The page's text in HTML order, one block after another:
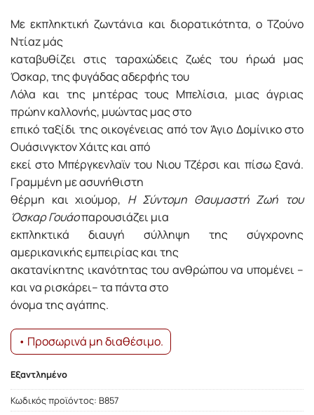
Με εκπληκτική ζωντάνια και διορατικότητα, ο Τζούνο
Ντίαz μάς
καταβυθίζει στις ταραχώδεις ζωές του ήρωά μας
Όσκαρ, της φυγάδας αδερφής του
Λόλα και της μητέρας τους Μπελίσια, μιας άγριας
πρώην καλλονής, μυώντας μας στο
επικό ταξίδι της οικογένειας από τον Άγιο Δομίνικο στο
Ουάσινγκτον Χάιτς και από
εκεί στο Μπέργκενλαϊν του Νιου Τζέρσι και πίσω ξανά.
Γραμμένη με ασυνήθιστη
θέρμη και χιούμορ, Η Σύντομη Θαυμαστή Ζωή του
Όσκαρ Γουάοπαρουσιάζει μια
εκπληκτικά διαυγή σύλληψη της σύγχρονης
αμερικανικής εμπειρίας και της
ακατανίκητης ικανότητας του ανθρώπου να υπομένει –
και να ρισκάρει– τα πάντα στο
όνομα της αγάπης.
• Προσωρινά μη διαθέσιμο.
Εξαντλημένο
Κωδικός προϊόντος: Β857